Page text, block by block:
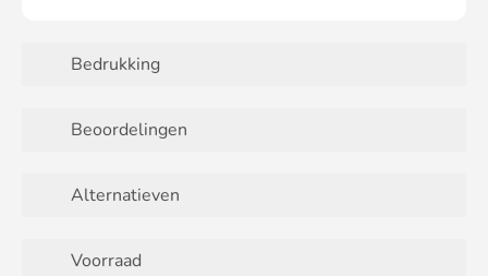
Bedrukking
Beoordelingen
Alternatieven
Voorraad